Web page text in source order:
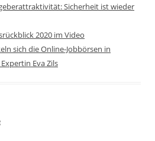
Sicherheit ist wieder
2020 im Video
sich die Online-Jobbörsen in
Eva Zils